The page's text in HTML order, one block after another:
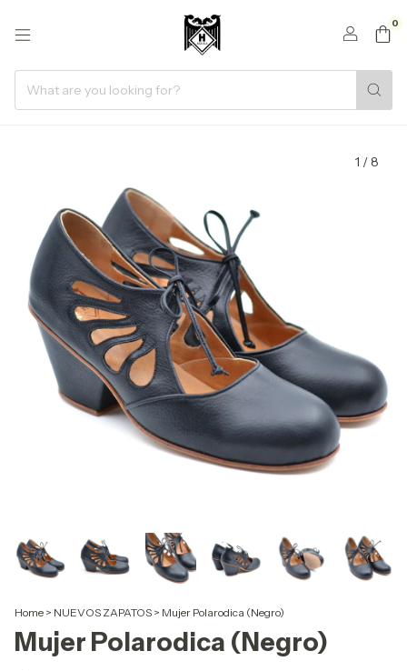
0
1 /8
Home > NUEVOS ZAPATOS > Mujer Polarodica (Negro)
Mujer Polarodica (Negro)